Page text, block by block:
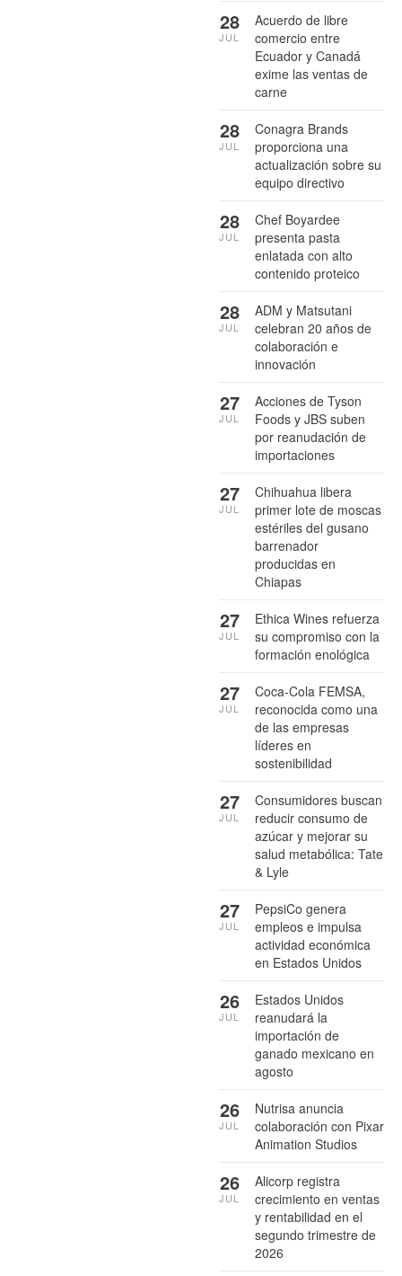
Acuerdo de libre
comercio entre
Ecuador y Canadá
exime las ventas de
carne
28
JUL
Conagra Brands
proporciona una
actualización sobre su
equipo directivo
28
JUL
Chef Boyardee
presenta pasta
enlatada con alto
contenido proteico
28
JUL
ADM y Matsutani
celebran 20 años de
colaboración e
innovación
28
JUL
Acciones de Tyson
Foods y JBS suben
por reanudación de
importaciones
27
JUL
Chihuahua libera
primer lote de moscas
estériles del gusano
barrenador
producidas en
Chiapas
27
JUL
Ethica Wines refuerza
su compromiso con la
formación enológica
27
JUL
Coca-Cola FEMSA,
reconocida como una
de las empresas
líderes en
sostenibilidad
27
JUL
Consumidores buscan
reducir consumo de
azúcar y mejorar su
salud metabólica: Tate
& Lyle
27
JUL
PepsiCo genera
empleos e impulsa
actividad económica
en Estados Unidos
27
JUL
Estados Unidos
reanudará la
importación de
ganado mexicano en
agosto
26
JUL
Nutrisa anuncia
colaboración con Pixar
Animation Studios
26
JUL
Alicorp registra
crecimiento en ventas
y rentabilidad en el
segundo trimestre de
2026
26
JUL